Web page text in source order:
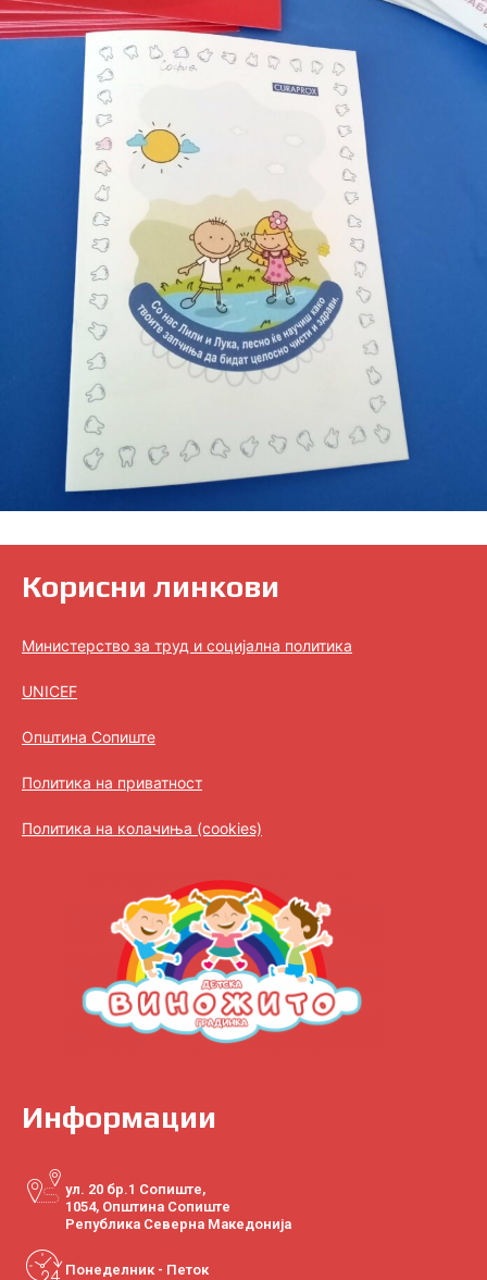
Корисни линкови
Министерство за труд и социјална политика
UNICEF
Општина Сопиште
Политика на приватност
Политика на колачиња (cookies)
Информации
ул. 20 бр.1 Сопиште,
1054, Општина Сопиште
Република Северна Македонија
Понеделник - Петок